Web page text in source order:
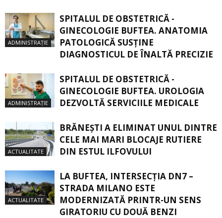
ADMINISTRAȚIE
SPITALUL DE OBSTETRICĂ -
GINECOLOGIE BUFTEA. ANATOMIA
PATOLOGICĂ SUSŢINE
DIAGNOSTICUL DE ÎNALTĂ PRECIZIE
ADMINISTRAȚIE
SPITALUL DE OBSTETRICĂ -
GINECOLOGIE BUFTEA. UROLOGIA
DEZVOLTĂ SERVICIILE MEDICALE
ACTUALITATE
BRĂNEȘTI A ELIMINAT UNUL DINTRE
CELE MAI MARI BLOCAJE RUTIERE
DIN ESTUL ILFOVULUI
ACTUALITATE
LA BUFTEA, INTERSECŢIA DN7 –
STRADA MILANO ESTE
MODERNIZATĂ PRINTR-UN SENS
GIRATORIU CU DOUĂ BENZI